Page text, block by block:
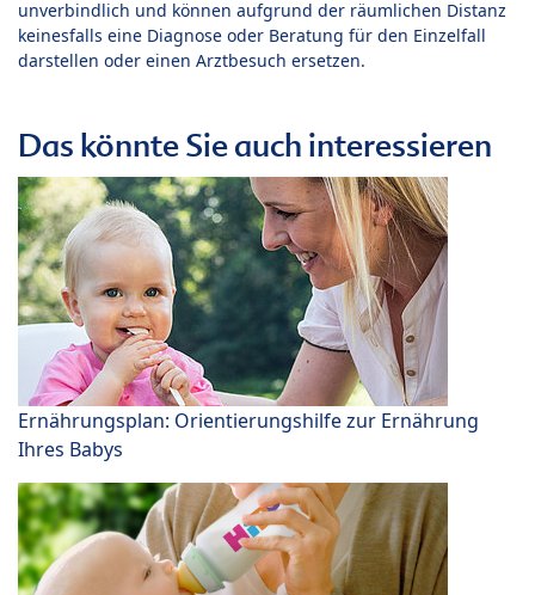
unverbindlich und können aufgrund der räumlichen Distanz
keinesfalls eine Diagnose oder Beratung für den Einzelfall
darstellen oder einen Arztbesuch ersetzen.
Das könnte Sie auch interessieren
Ernährungsplan: Orientierungshilfe zur Ernährung
Ihres Babys